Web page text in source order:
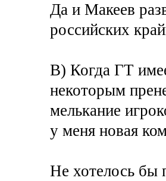
Да и Макеев
российских
В) Когда ГТ
некоторым
мелькание
у меня новая
Не хотелось бы